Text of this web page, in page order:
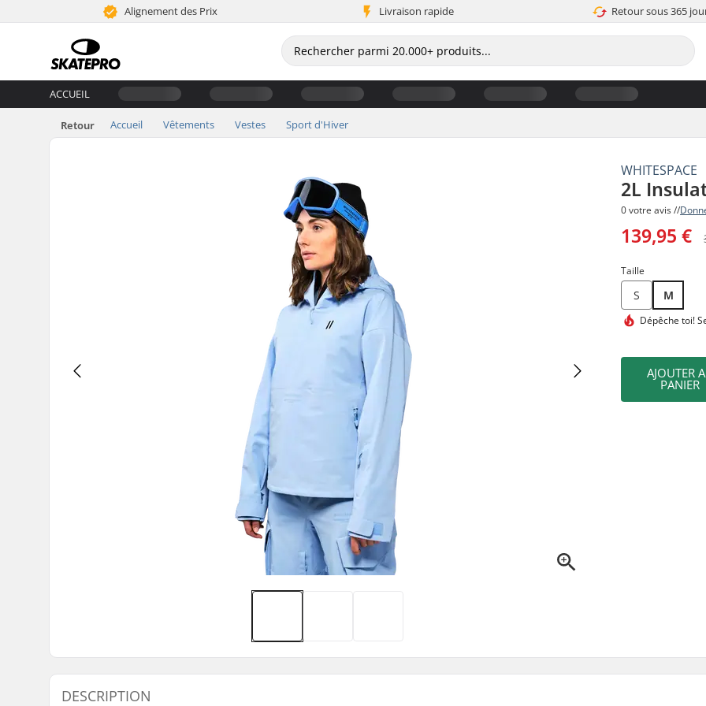
Alignement des Prix Livraison rapide Retour sous 365
ACCUEIL
Retour Accueil Vêtements Vestes Sport d'Hiver
WHITESPACE
2L
0 votre avis //
139,95 €
Taille
S M
Dépêche toi!
AJOUTER
PANIER
DESCRIPTION